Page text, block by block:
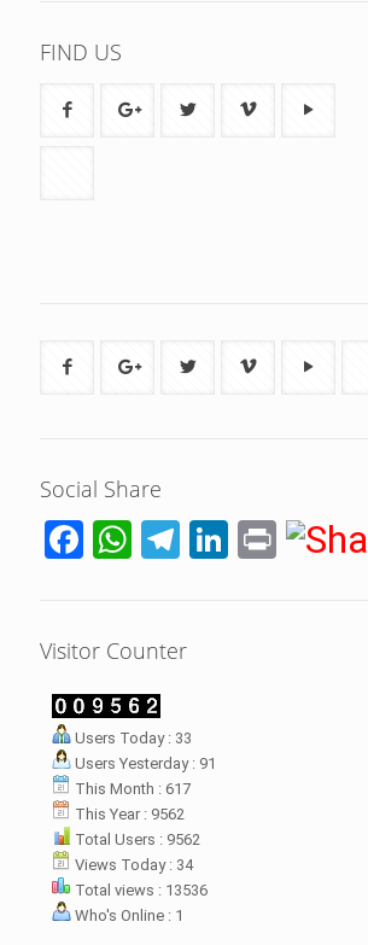
FIND US
Social Share
Facebook
WhatsApp
Telegram
LinkedIn
Print
Visitor Counter
Users Today : 33
Users Yesterday : 91
This Month : 617
This Year : 9562
Total Users : 9562
Views Today : 34
Total views : 13536
Who's Online : 1
Desak
masyarakat dua desa
bukan merupakan
pertama ke
ATR/ BPN. Warga
kunjungan kali ini membuat
ATR/BPN
penyelesaian
agraria di desa mereka.
壯陽藥台灣購物
犀利士壯陽藥線上購買